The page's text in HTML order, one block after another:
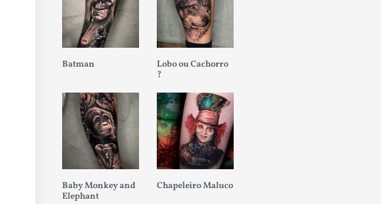
Batman
Lobo ou Cachorro
?
Baby Monkey and
Elephant
Chapeleiro Maluco